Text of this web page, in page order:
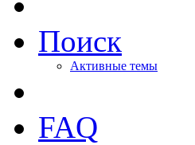
Поиск
Активные темы
FAQ